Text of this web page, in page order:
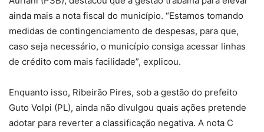
ainda mais a nota fiscal do município. “Estamos tomando
medidas de contingenciamento de despesas, para que,
caso seja necessário, o município consiga acessar linhas
de crédito com mais facilidade”, explicou.
Enquanto isso, Ribeirão Pires, sob a gestão do prefeito
Guto Volpi (PL), ainda não divulgou quais ações pretende
adotar para reverter a classificação negativa. A nota C